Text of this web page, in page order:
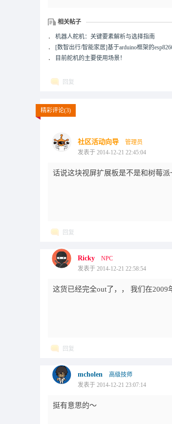
相关帖子
． 机器人舵机：关键要素解析与选择指南
． [数智出行/智能家居]基于arduino框架的
．
目前舵机的主要使用场景！
回复
精彩评论(3)
社区活动向导
管理员
发表于 2014-12-21 22:45:04
话说这块视屏扩展板是不是和树莓
回复
Ricky
NPC
发表于 2014-12-21 22:58:54
这货已经完全out了，， 我们在2009
回复
mcholen
高级技师
发表于 2014-12-21 23:07:14
挺有意思的～